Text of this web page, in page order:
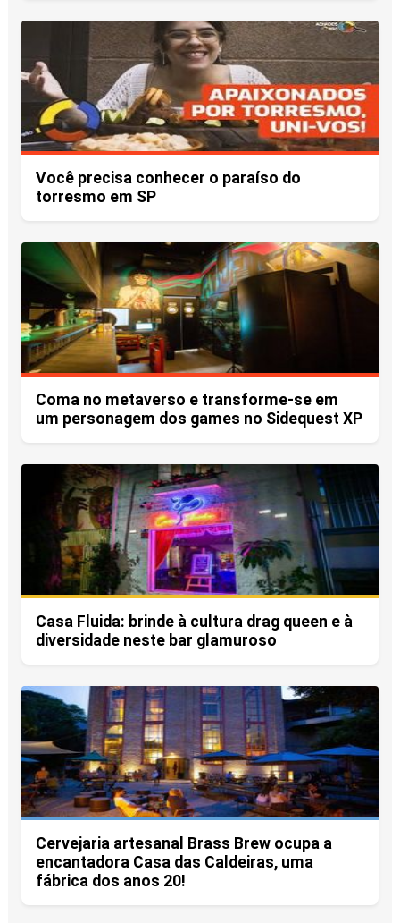
Você precisa conhecer o paraíso do
torresmo em SP
Coma no metaverso e transforme-se em
um personagem dos games no Sidequest XP
Casa Fluida: brinde à cultura drag queen e à
diversidade neste bar glamuroso
Cervejaria artesanal Brass Brew ocupa a
encantadora Casa das Caldeiras, uma
fábrica dos anos 20!